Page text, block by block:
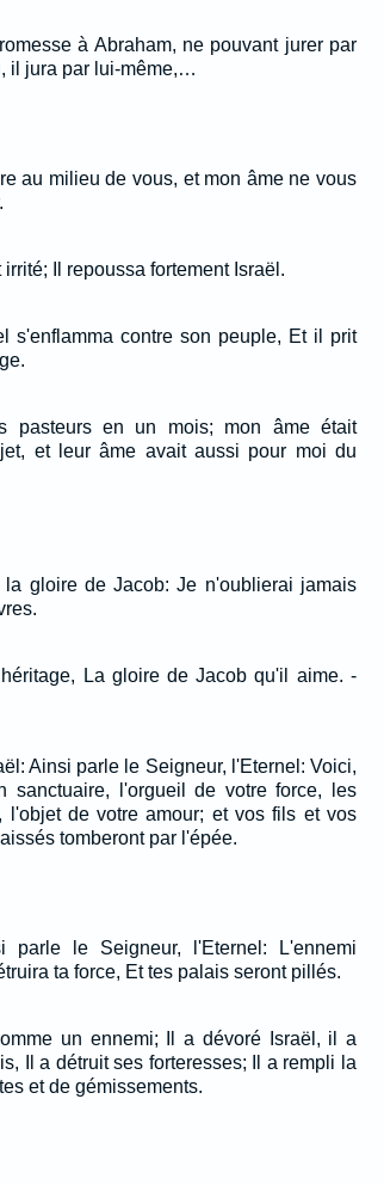
à Abraham, ne pouvant jurer par
il jura par lui-même,…
au milieu de vous, et mon âme ne vous
Il repoussa fortement Israël.
s'enflamma contre son peuple, Et il prit
pasteurs en un mois; mon âme était
et leur âme avait aussi pour moi du
la gloire de Jacob: Je n'oublierai jamais
héritage, La gloire de Jacob qu'il aime. -
Ainsi parle le Seigneur, l'Eternel: Voici,
sanctuaire, l'orgueil de votre force, les
l'objet de votre amour; et vos fils et vos
tomberont par l'épée.
parle le Seigneur, l'Eternel: L'ennemi
ta force, Et tes palais seront pillés.
un ennemi; Il a dévoré Israël, il a
Il a détruit ses forteresses; Il a rempli la
et de gémissements.